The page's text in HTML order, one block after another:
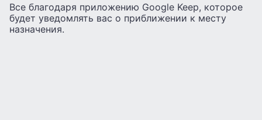
Все благодаря приложению Google Keep, которое
будет уведомлять вас о приближении к месту
назначения.